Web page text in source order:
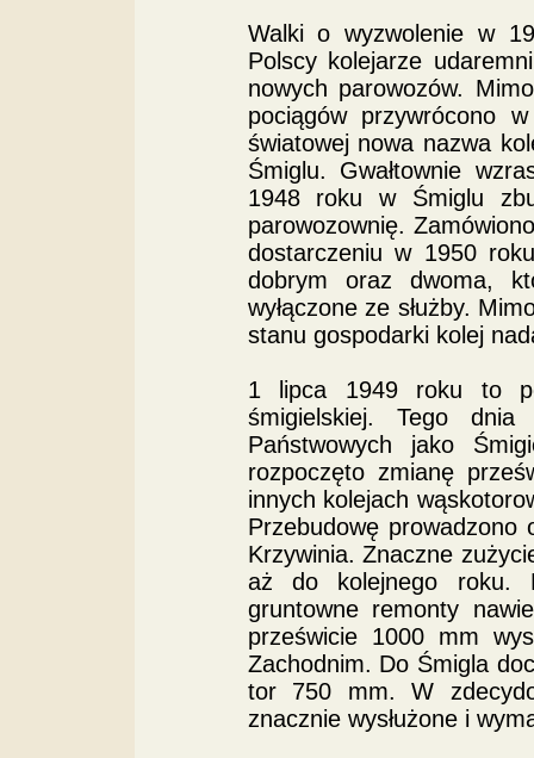
Walki o wyzwolenie w
Polscy kolejarze
nowych parowozów.
pociągów przywrócono
światowej nowa nazwa
Śmiglu. Gwałtownie
1948 roku w Śmiglu
parowozownię.
dostarczeniu w 1950
dobrym oraz dwoma,
wyłączone ze służby.
stanu gospodarki kolej
1 lipca 1949 roku to
śmigielskiej. Tego
Państwowych jako
rozpoczęto zmianę
innych kolejach
Przebudowę
Krzywinia. Znaczne
aż do kolejnego roku.
gruntowne remonty
prześwicie 1000 mm
Zachodnim. Do Śmigla
tor 750 mm. W
znacznie wysłużone i